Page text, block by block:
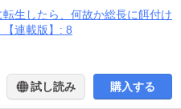
生したら、何故か総長に餌付け
連載版】: 8
試し読み 購入する